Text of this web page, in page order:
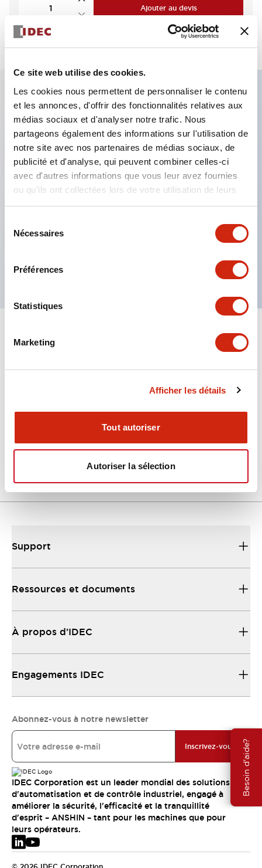
Ce site web utilise des cookies.
Les cookies nous permettent de personnaliser le contenu
et les annonces, d'offrir des fonctionnalités relatives aux
médias sociaux et d'analyser notre trafic. Nous
partageons également des informations sur l'utilisation de
notre site avec nos partenaires de médias sociaux, de
publicité et d'analyse, qui peuvent combiner celles-ci
avec d'autres informations que vous leur avez fournies
ou qu'ils ont collectées lors de votre utilisation de leurs
services.
Nécessaires
Préférences
Statistiques
Marketing
Afficher les détails
Tout autoriser
Autoriser la sélection
Besoin d'aide?
Ajouter au devis
Caractéristiques clés
Intègre une logique de contrôle de sécurité
certifiée conforme à 24 normes internationales de
sécurité
Logiques classiques immédiatement utilisables
changement de mode
et des capteurs
Documents et fichiers
Manuels
07/04/2025.PDF14.87MB
Support
Ressources et documents
À propos d’IDEC
Engagements IDEC
Abonnez-vous à notre newsletter
Inscrivez-vous
IDEC Corporation est un leader mondial des solutions
d'automatisation et de contrôle industriel, engagé à
améliorer la sécurité, l'efficacité et la tranquillité
d'esprit – ANSHIN – tant pour les machines que pour
leurs opérateurs.